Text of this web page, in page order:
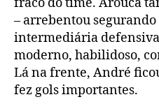
– arrebentou
intermediária
moderno, habilidoso,
Lá na frente, André
fez gols importantes.